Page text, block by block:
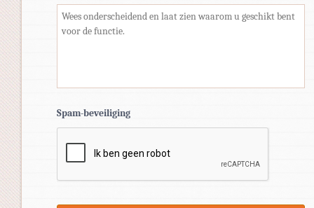
Spam-beveiliging